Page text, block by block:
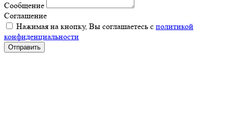
Сообщение
Соглашение
Нажимая на кнопку, Вы соглашаетесь с политикой
конфиденциальности
Отправить